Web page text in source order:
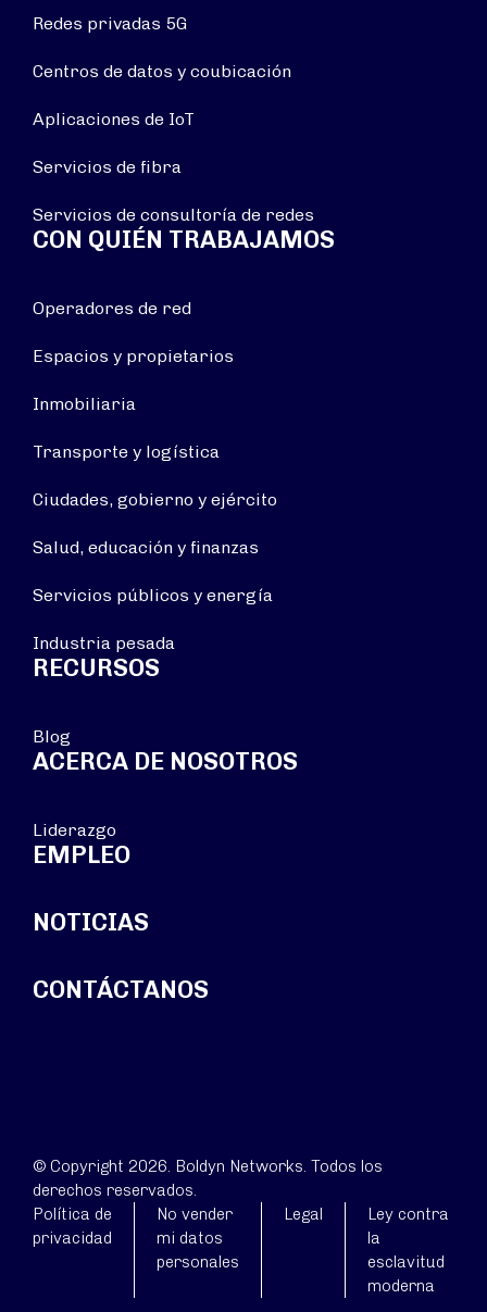
Redes privadas 5G
Centros de datos y coubicación
Aplicaciones de IoT
Servicios de fibra
Servicios de consultoría de redes
CON QUIÉN TRABAJAMOS
Operadores de red
Espacios y propietarios
Inmobiliaria
Transporte y logística
Ciudades, gobierno y ejército
Salud, educación y finanzas
Servicios públicos y energía
Industria pesada
RECURSOS
Blog
ACERCA DE NOSOTROS
Liderazgo
EMPLEO
NOTICIAS
CONTÁCTANOS
© Copyright 2026. Boldyn Networks. Todos los
derechos reservados.
Política de
privacidad
No vender
mi datos
personales
Legal
Ley contra
la
esclavitud
moderna